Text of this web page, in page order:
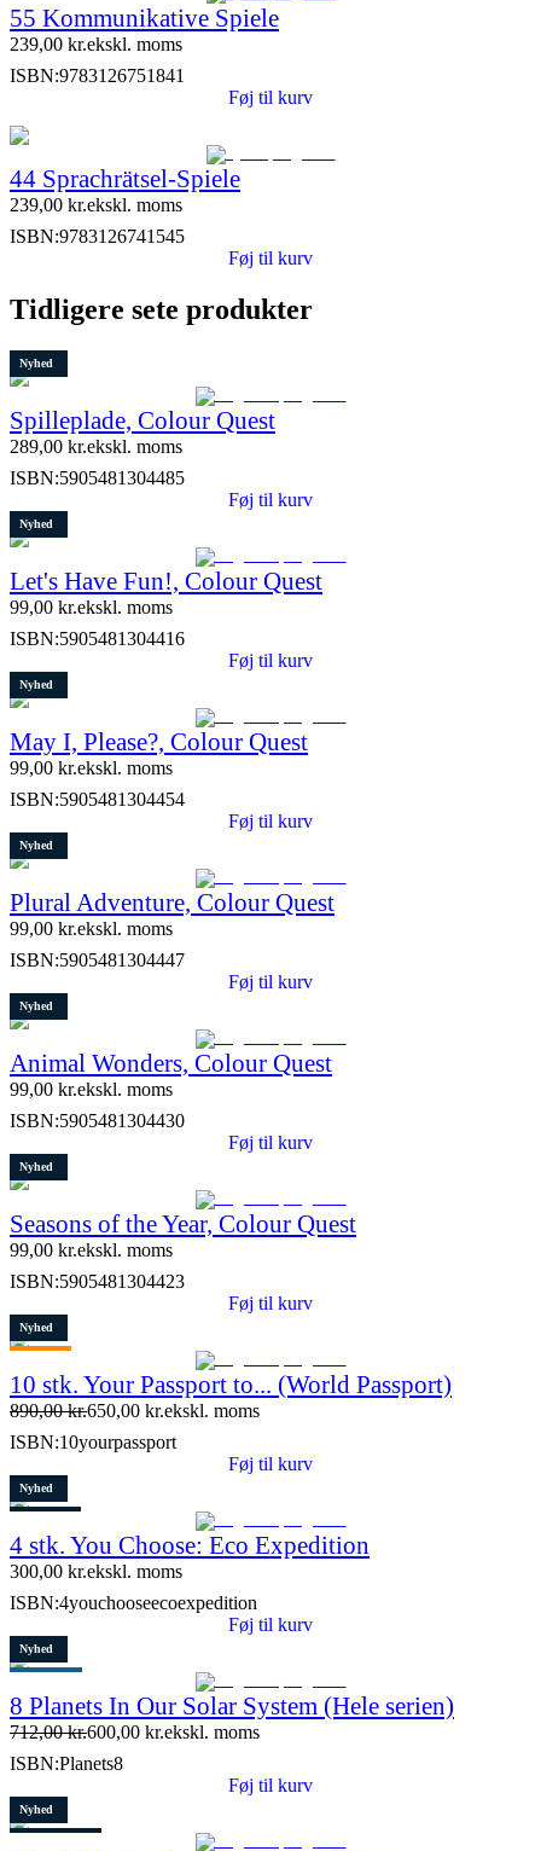
55 Kommunikative Spiele
239,00 kr.ekskl. moms
ISBN:9783126751841
Føj til kurv
44 Sprachrätsel-Spiele
239,00 kr.ekskl. moms
ISBN:9783126741545
Føj til kurv
Tidligere sete produkter
Nyhed
Spilleplade, Colour Quest
289,00 kr.ekskl. moms
ISBN:5905481304485
Føj til kurv
Nyhed
Let's Have Fun!, Colour Quest
99,00 kr.ekskl. moms
ISBN:5905481304416
Føj til kurv
Nyhed
May I, Please?, Colour Quest
99,00 kr.ekskl. moms
ISBN:5905481304454
Føj til kurv
Nyhed
Plural Adventure, Colour Quest
99,00 kr.ekskl. moms
ISBN:5905481304447
Føj til kurv
Nyhed
Animal Wonders, Colour Quest
99,00 kr.ekskl. moms
ISBN:5905481304430
Føj til kurv
Nyhed
Seasons of the Year, Colour Quest
99,00 kr.ekskl. moms
ISBN:5905481304423
Føj til kurv
Nyhed
Restparti
9 stk. tilbage
10 stk. Your Passport to... (World Passport)
890,00kr.650,00 kr.ekskl. moms
ISBN:10yourpassport
Føj til kurv
Nyhed
7 stk. tilbage
4 stk. You Choose: Eco Expedition
300,00 kr.ekskl. moms
ISBN:4youchooseecoexpedition
Føj til kurv
Nyhed
Tilbud
Restparti
15 stk. tilbage
8 Planets In Our Solar System (Hele serien)
712,00kr.600,00 kr.ekskl. moms
ISBN:Planets8
Føj til kurv
Nyhed